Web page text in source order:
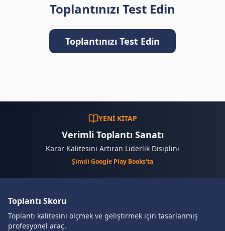
Toplantınızı Test Edin
Toplantınızı Test Edin
YENİ KİTAP
Verimli Toplantı Sanatı
Karar Kalitesini Artıran Liderlik Disiplini
Şimdi Google Play Books'ta
Toplantı Skoru
Toplantı kalitesini ölçmek ve geliştirmek için tasarlanmış
profesyonel araç.